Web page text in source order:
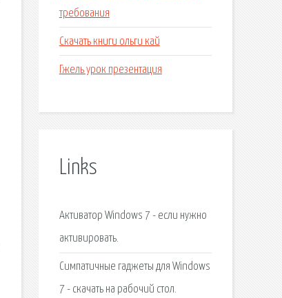
требования
Скачать книги ольги кай
Гжель урок презентация
Links
Активатор Windows 7 - если нужно
активировать.
Симпатичные гаджеты для Windows
7 - скачать на рабочий стол.